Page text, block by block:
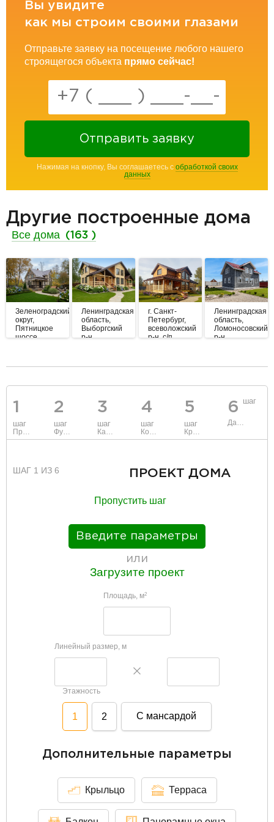
Вы увидите
как мы строим своими глазами
Отправьте заявку на посещение любого нашего
строящегося объекта прямо сейчас!
Отправить заявку
Нажимая на кнопку, Вы соглашаетесь с обработкой своих
данных
Другие построенные дома
Все дома (163 )
Зеленоградский
округ,
Пятницкое
шоссе
Ленинградская
область,
Выборгский
р-н.,
г. Санкт-
Петербург,
всеволожский
р-н, с/п
Ленинградская
область,
Ломоносовский
р-н,
1
шаг
Проект
2
шаг
Фундамент
3
шаг
Каркас и стены
4
шаг
Коммуникации
5
шаг
Крыша
6 шаг
Данные
ШАГ 1 ИЗ 6 ПРОЕКТ ДОМА
Пропустить шаг
Введите параметры
или
Загрузите проект
Площадь, м2
Линейный размер, м
Этажность
1 2 С мансардой
Дополнительные параметры
Крыльцо Терраса